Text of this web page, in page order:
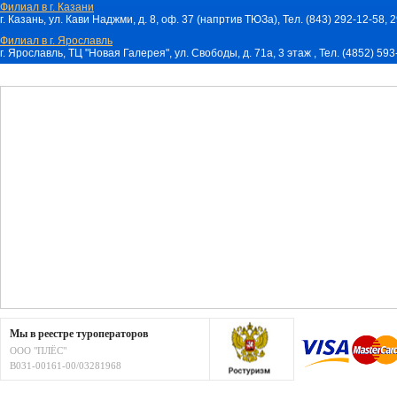
Филиал в г. Казани
г. Казань, ул. Кави Наджми, д. 8, оф. 37 (напртив ТЮЗа), Тел. (843) 292-12-
Филиал в г. Ярославль
г. Ярославль, ТЦ "Новая Галерея", ул. Свободы, д. 71a, 3 этаж , Тел. (4852)
Мы в реестре туроператоров
ООО "ПЛЁС"
В031-00161-00/03281968